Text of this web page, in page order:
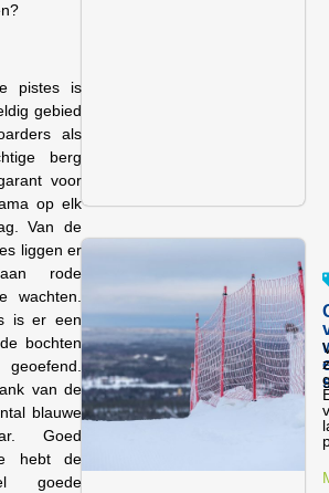
pistes is
gebied
als
berg
voor
op elk
Van de
liggen er
rode
wachten.
is er een
bochten
van de
blauwe
Goed
hebt de
goede